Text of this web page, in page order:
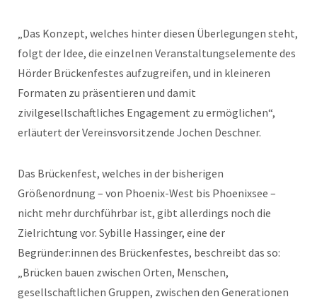
„Das Konzept, welches hinter diesen Überlegungen steht,
folgt der Idee, die einzelnen Veranstaltungselemente des
Hörder Brückenfestes aufzugreifen, und in kleineren
Formaten zu präsentieren und damit
zivilgesellschaftliches Engagement zu ermöglichen“,
erläutert der Vereinsvorsitzende Jochen Deschner.
Das Brückenfest, welches in der bisherigen
Größenordnung – von Phoenix-West bis Phoenixsee –
nicht mehr durchführbar ist, gibt allerdings noch die
Zielrichtung vor. Sybille Hassinger, eine der
Begründer:innen des Brückenfestes, beschreibt das so:
„Brücken bauen zwischen Orten, Menschen,
gesellschaftlichen Gruppen, zwischen den Generationen